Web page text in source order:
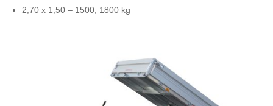
2,70 x 1,50 – 1500, 1800 kg